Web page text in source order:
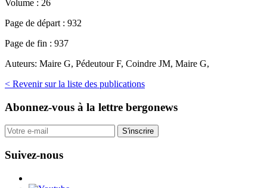
Volume : 26
Page de départ : 932
Page de fin : 937
Auteurs: Maire G, Pédeutour F, Coindre JM, Maire G,
< Revenir sur la liste des publications
Abonnez-vous à la lettre bergonews
S'inscrire
Suivez-nous